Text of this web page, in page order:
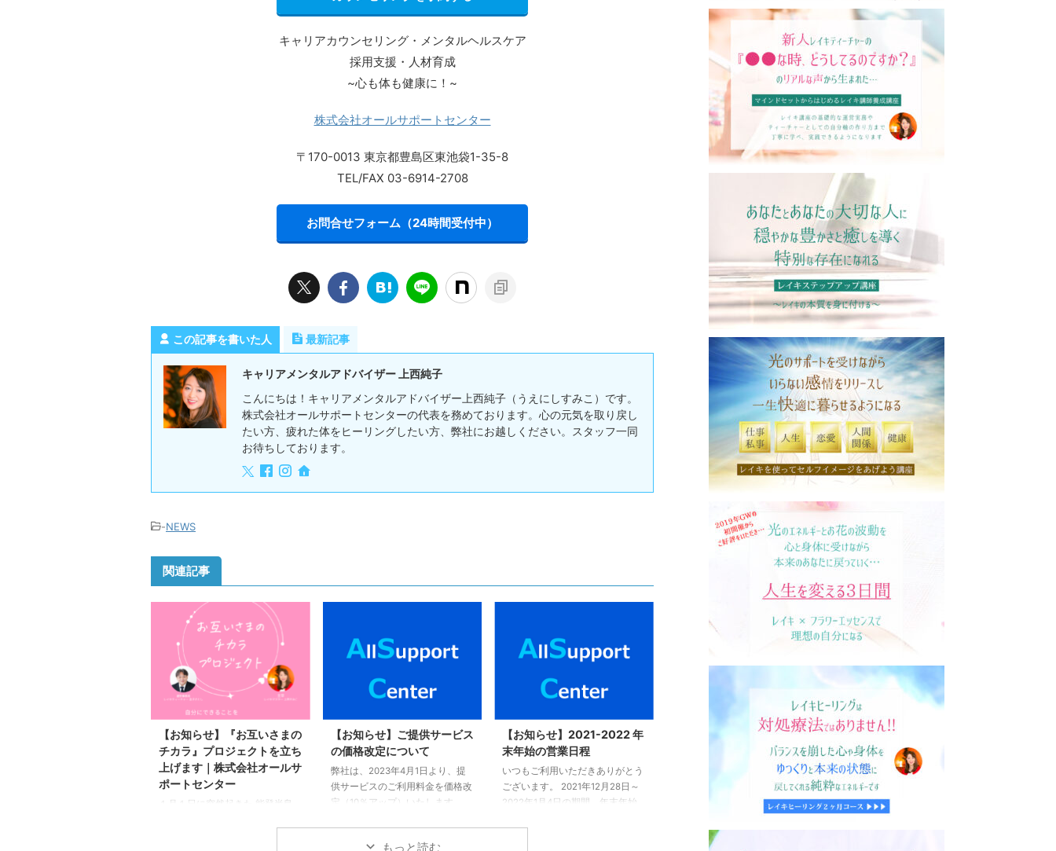
キャリアカウンセリング・メンタルヘルスケア
採用支援・人材育成
~心も体も健康に！~
株式会社オールサポートセンター
〒170-0013 東京都豊島区東池袋1-35-8
TEL/FAX 03-6914-2708
お問合せフォーム（24時間受付中）
この記事を書いた人 最新記事
キャリアメンタルアドバイザー 上西純子
こんにちは！キャリアメンタルアドバイザー上西純子（うえにしすみこ）です。
株式会社オールサポートセンターの代表を務めております。心の元気を取り戻し
たい方、疲れた体をヒーリングしたい方、弊社にお越しください。スタッフ一同
お待ちしております。
-NEWS
関連記事
【お知らせ】『お互いさまの
チカラ』プロジェクトを立ち
上げます｜株式会社オールサ
ポートセンター
１月１日に突然起きた 能登半島
【お知らせ】ご提供サービス
の価格改定について
弊社は、2023年4月1日より、提
供サービスのご利用料金を価格改
定（10％アップ）いたします。
【お知らせ】2021-2022 年
末年始の営業日程
いつもご利用いただきありがとう
ございます。 2021年12月28日～
2022年1月4日の期間、年末年始
もっと読む